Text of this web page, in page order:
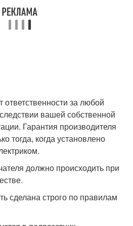
ответственности за любой
вашей собственной
Гарантия производителя
тогда, когда установлено
должно происходить при
сделана строго по правилам